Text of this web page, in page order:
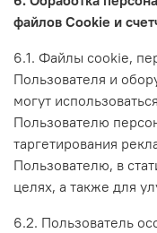
файлов Cookie и
6.1. Файлы cookie,
Пользователя и
могут
Пользователю
таргетирования
Пользователю, в
целях, а также для
6.2. Пользователь